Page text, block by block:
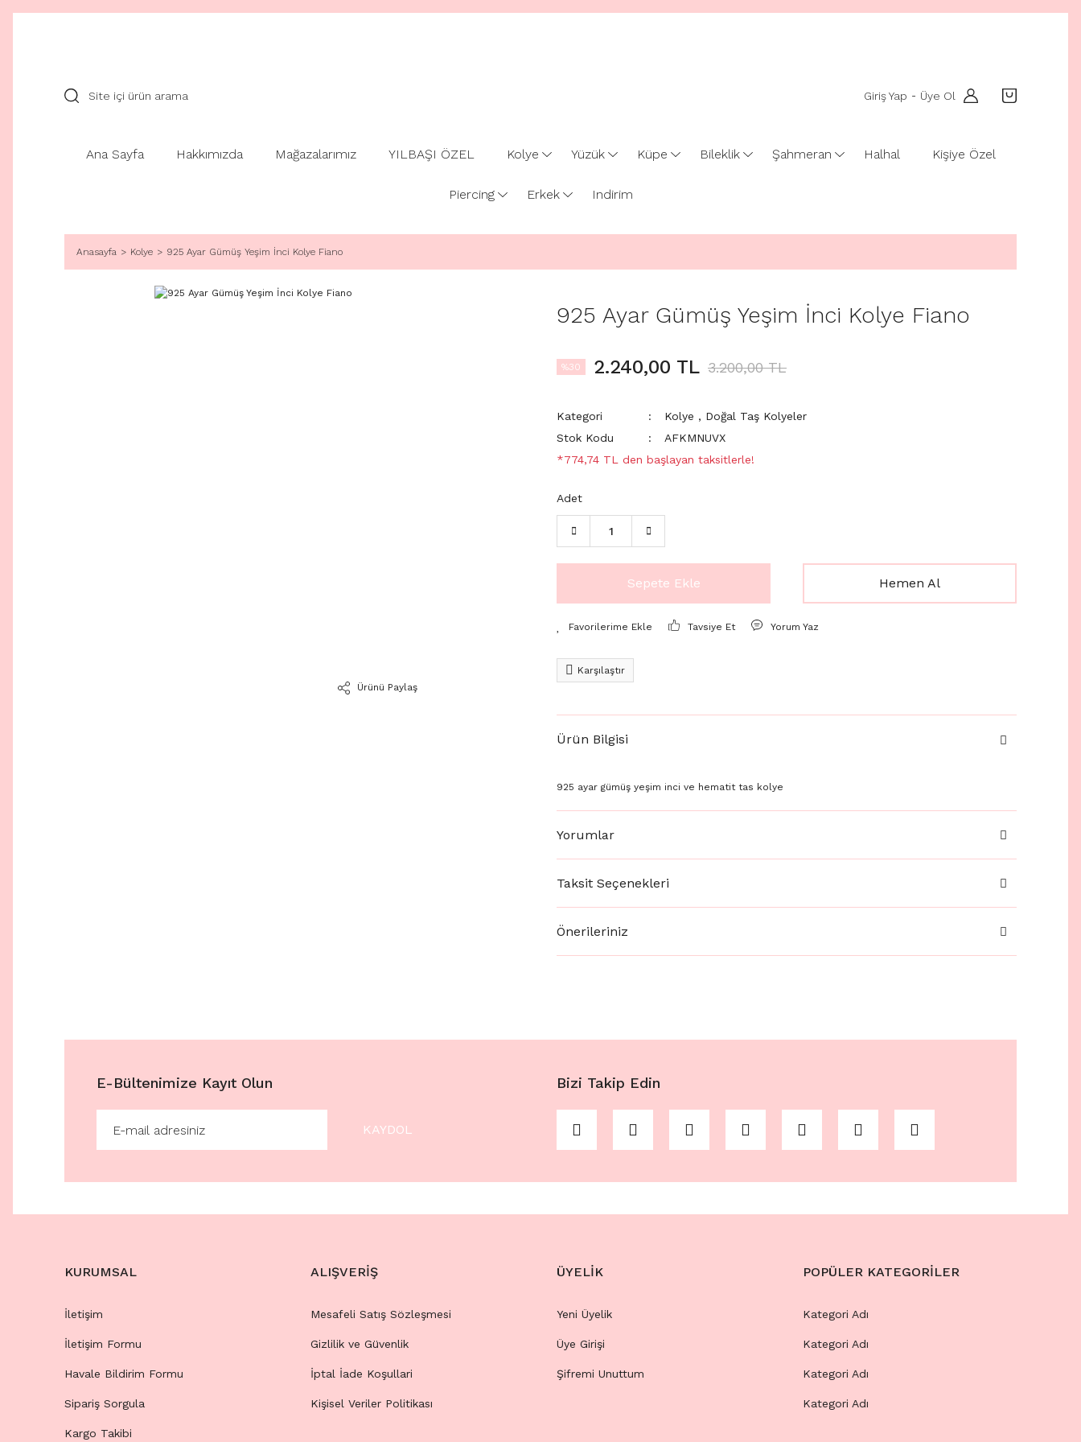
Giriş Yap - Üye Ol
Ana Sayfa Hakkımızda Mağazalarımız YILBAŞI ÖZEL Kolye Yüzük Küpe Bileklik Şahmeran Halhal Kişiye Özel
Piercing Erkek Indirim
Anasayfa Kolye 925 Ayar Gümüş Yeşim İnci Kolye Fiano
Ürünü Paylaş
925 Ayar Gümüş Yeşim İnci Kolye Fiano
%30 2.240,00 TL 3.200,00 TL
Kategori Kolye , Doğal Taş Kolyeler
Stok Kodu
AFKMNUVX
*774,74 TL den başlayan taksitlerle!
Adet
Sepete Ekle Hemen Al
Tavsiye Et Yorum Yaz
Karşılaştır
Ürün Bilgisi
925 ayar gümüş yeşim inci ve hematit tas kolye
Yorumlar
Taksit Seçenekleri
Önerileriniz
E-Bültenimize Kayıt Olun
KAYDOL
Bizi Takip Edin
KURUMSAL
İletişim
İletişim Formu
Havale Bildirim Formu
Sipariş Sorgula
Kargo Takibi
ALIŞVERİŞ
Mesafeli Satış Sözleşmesi
Gizlilik ve Güvenlik
İptal İade Koşullari
Kişisel Veriler Politikası
ÜYELİK
Yeni Üyelik
Üye Girişi
Şifremi Unuttum
POPÜLER KATEGORİLER
Kategori Adı
Kategori Adı
Kategori Adı
Kategori Adı